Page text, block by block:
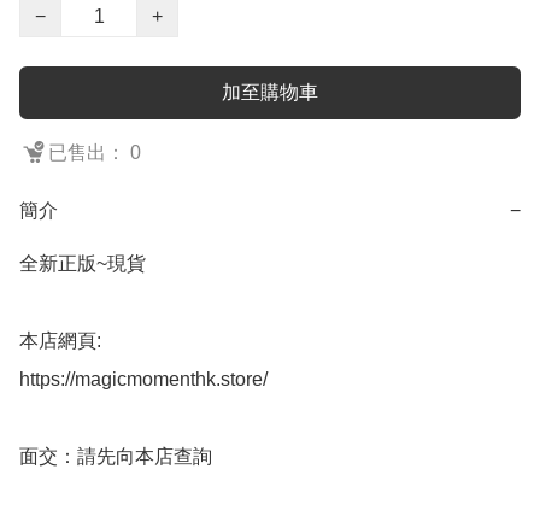
−
+
加至購物車
已售出： 0
簡介 −
全新正版~現貨
本店網頁:
https://magicmomenthk.store/
面交：請先向本店查詢